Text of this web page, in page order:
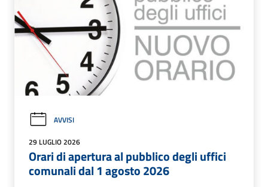
AVVISI
29 LUGLIO 2026
Orari di apertura al pubblico degli uffici
comunali dal 1 agosto 2026